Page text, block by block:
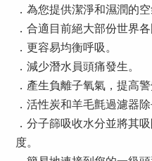
．為您提供潔淨和濕潤的
．合適目前絕大部份世界
．更容易均衡呼吸。
．減少潛水員頭痛發生。
．產生負離子氧氣，提高
．活性炭和羊毛氈過濾器
．分子篩吸收水分並將其
度。